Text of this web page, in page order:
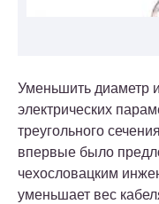
Уменьшить диаметр
электрических
треугольного
впервые было
чехословацким
уменьшает вес